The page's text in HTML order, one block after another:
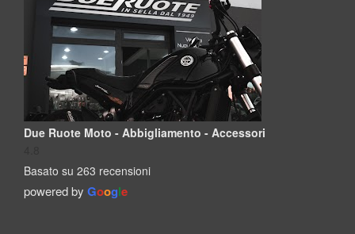
Due Ruote Moto - Abbigliamento - Accessori
Basato su 263 recensioni
powered by Google